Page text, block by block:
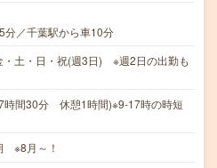
分／千葉駅から車10分
・土・日・祝(週3日) ※週2日の出勤も
時間30分 休憩1時間)※9-17時の時短
※8月～！